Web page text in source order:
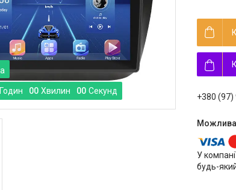
Годин 00 Хвилин 00 Секунд
+380
У
будь-